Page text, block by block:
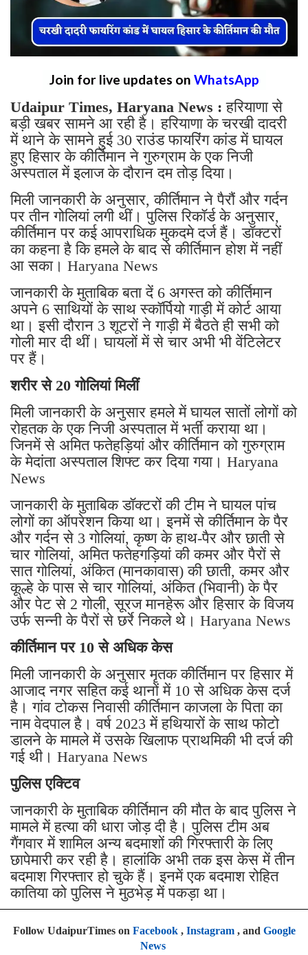
Join for live updates on WhatsApp
Udaipur Times, Haryana News :हरियाणा से
बड़ी खबर सामने आ रही है। हरियाणा के चरखी दादरी
में थाने के सामने हुई 30 राउंड फायरिंग कांड में घायल
हुए हिसार के कीर्तिमान ने गुरुग्राम के एक निजी
अस्पताल में इलाज के दौरान दम तोड़ दिया।
मिली जानकारी के अनुसार, कीर्तिमान ने पैरौं और गर्दन
पर तीन गोलियां लगी थीं। पुलिस रिकॉर्ड के अनुसार,
कीर्तिमान पर कई आपराधिक मुकदमे दर्ज हैं। डॉक्टरों
का कहना है कि हमले के बाद से कीर्तिमान होश में नहीं
आ सका। Haryana News
जानकारी के मुताबिक बता दें 6 अगस्त को कीर्तिमान
अपने 6 साथियों के साथ स्कॉर्पियो गाड़ी में कोर्ट आया
था। इसी दौरान 3 शूटरों ने गाड़ी में बैठते ही सभी को
गोली मार दी थीं। घायलों में से चार अभी भी वेंटिलेटर
पर हैं।
शरीर से 20 गोलियां मिलीं
मिली जानकारी के अनुसार हमले में घायल सातों लोगों को
रोहतक के एक निजी अस्पताल में भर्ती कराया था।
जिनमें से अमित फतेहड़ियां और कीर्तिमान को गुरुग्राम
के मेदांता अस्पताल शिफ्ट कर दिया गया। Haryana
News
जानकारी के मुताबिक डॉक्टरों की टीम ने घायल पांच
लोगों का ऑपरेशन किया था। इनमें से कीर्तिमान के पैर
और गर्दन से 3 गोलियां, कृष्ण के हाथ-पैर और छाती से
चार गोलियां, अमित फतेहगड़ियां की कमर और पैरों से
सात गोलियां, अंकित (मानकावास) की छाती, कमर और
कूल्हे के पास से चार गोलियां, अंकित (भिवानी) के पैर
और पेट से 2 गोली, सूरज मानहेरू और हिसार के विजय
उर्फ सन्नी के पैरों से छर्रे निकले थे। Haryana News
कीर्तिमान पर 10 से अधिक केस
मिली जानकारी के अनुसार मृतक कीर्तिमान पर हिसार में
आजाद नगर सहित कई थानों में 10 से अधिक केस दर्ज
है। गांव टोकस निवासी कीर्तिमान काजला के पिता का
नाम वेदपाल है। वर्ष 2023 में हथियारों के साथ फोटो
डालने के मामले में उसके खिलाफ प्राथमिकी भी दर्ज की
गई थी। Haryana News
पुलिस एक्टिव
जानकारी के मुताबिक कीर्तिमान की मौत के बाद पुलिस ने
मामले में हत्या की धारा जोड़ दी है। पुलिस टीम अब
गैंगवार में शामिल अन्य बदमाशों की गिरफ्तारी के लिए
छापेमारी कर रही है। हालांकि अभी तक इस केस में तीन
बदमाश गिरफ्तार हो चुके हैं। इनमें एक बदमाश रोहित
कातिया को पुलिस ने मुठभेड़ में पकड़ा था।
Follow UdaipurTimes on Facebook, Instagram, and Google
News